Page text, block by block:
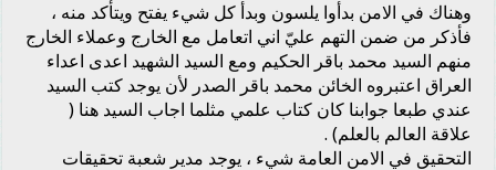
وهناك في الامن بدأوا يلسون وبدأ كل شيء يفتح ويتأكد منه ،
فأذكر من ضمن التهم عليّ اني اتعامل مع الخارج وعملاء الخارج
منهم السيد محمد باقر الحكيم ومع السيد الشهيد اعدى اعداء
العراق اعتبروه الخائن محمد باقر الصدر لأن يوجد كتب السيد
عندي طبعا جوابنا كان كتاب علمي مثلما اجاب السيد هنا (
علاقة العالم بالعلم) .
التحقيق في الامن العامة شيء ، يوجد مدير شعبة تحقيقات